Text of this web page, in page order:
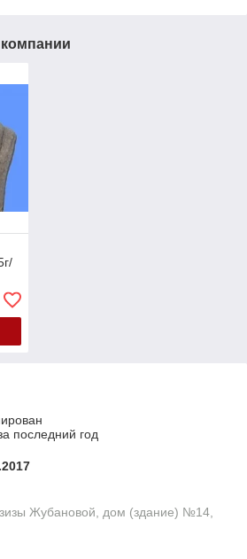
последний год
Жубановой, дом (здание) №14,